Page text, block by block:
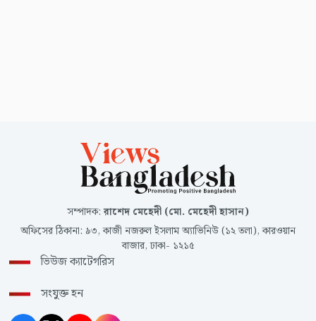
সম্পাদক:রাশেদ মেহেদী (মো. মেহেদী হাসান)
অফিসের ঠিকানা: ৯৩, কাজী নজরুল ইসলাম অ্যাভিনিউ (১২ তলা), কারওয়ান
বাজার, ঢাকা- ১২১৫
ভিউজ ক্যাটেগরিস
সংযুক্ত হন